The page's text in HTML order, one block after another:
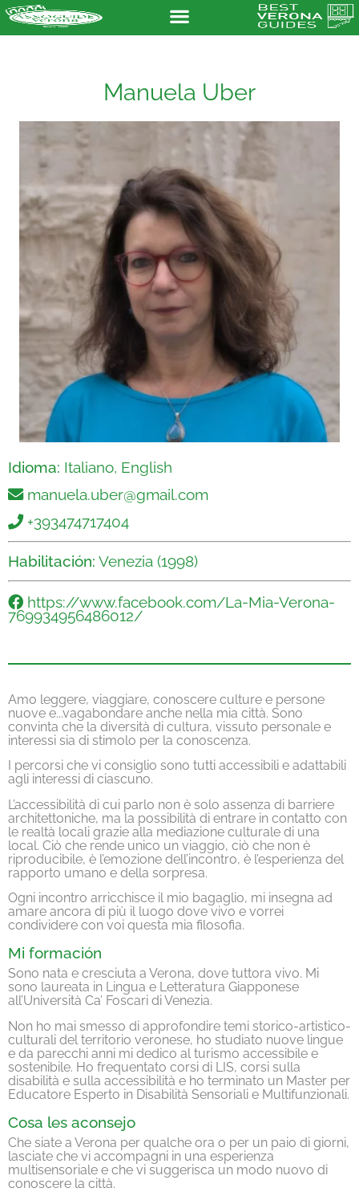
Manuela Uber
Idioma: Italiano, English
manuela.uber@gmail.com
+393474717404
Habilitación: Venezia (1998)
https://www.facebook.com/La-Mia-Verona-
769934956486012/
Amo leggere, viaggiare, conoscere culture e persone
nuove e...vagabondare anche nella mia città. Sono
convinta che la diversità di cultura, vissuto personale e
interessi sia di stimolo per la conoscenza.
I percorsi che vi consiglio sono tutti accessibili e adattabili
agli interessi di ciascuno.
L’accessibilità di cui parlo non è solo assenza di barriere
architettoniche, ma la possibilità di entrare in contatto con
le realtà locali grazie alla mediazione culturale di una
local. Ciò che rende unico un viaggio, ciò che non è
riproducibile, è l’emozione dell’incontro, è l’esperienza del
rapporto umano e della sorpresa.
Ogni incontro arricchisce il mio bagaglio, mi insegna ad
amare ancora di più il luogo dove vivo e vorrei
condividere con voi questa mia filosofia.
Mi formación
Sono nata e cresciuta a Verona, dove tuttora vivo. Mi
sono laureata in Lingua e Letteratura Giapponese
all’Università Ca’ Foscari di Venezia.
Non ho mai smesso di approfondire temi storico-artistico-
culturali del territorio veronese, ho studiato nuove lingue
e da parecchi anni mi dedico al turismo accessibile e
sostenibile. Ho frequentato corsi di LIS, corsi sulla
disabilità e sulla accessibilità e ho terminato un Master per
Educatore Esperto in Disabilità Sensoriali e Multifunzionali.
Cosa les aconsejo
Che siate a Verona per qualche ora o per un paio di giorni,
lasciate che vi accompagni in una esperienza
multisensoriale e che vi suggerisca un modo nuovo di
conoscere la città.